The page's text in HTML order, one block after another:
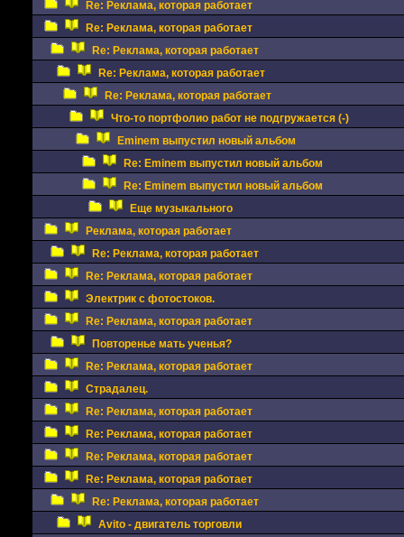
Re: Реклама, которая работает
Re: Реклама, которая работает
Re: Реклама, которая работает
Re: Реклама, которая работает
Re: Реклама, которая работает
Что-то портфолио работ не подгружается (-)
Eminem выпустил новый альбом
Re: Eminem выпустил новый альбом
Re: Eminem выпустил новый альбом
Еще музыкального
Реклама, которая работает
Re: Реклама, которая работает
Re: Реклама, которая работает
Электрик с фотостоков.
Re: Реклама, которая работает
Повторенье мать ученья?
Re: Реклама, которая работает
Страдалец.
Re: Реклама, которая работает
Re: Реклама, которая работает
Re: Реклама, которая работает
Re: Реклама, которая работает
Re: Реклама, которая работает
Avito - двигатель торговли